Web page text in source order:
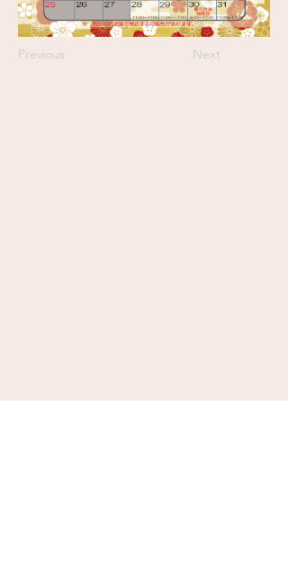
Previous Next